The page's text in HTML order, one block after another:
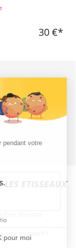
30 €*
ETISSEAUX
de votre
un apéritif